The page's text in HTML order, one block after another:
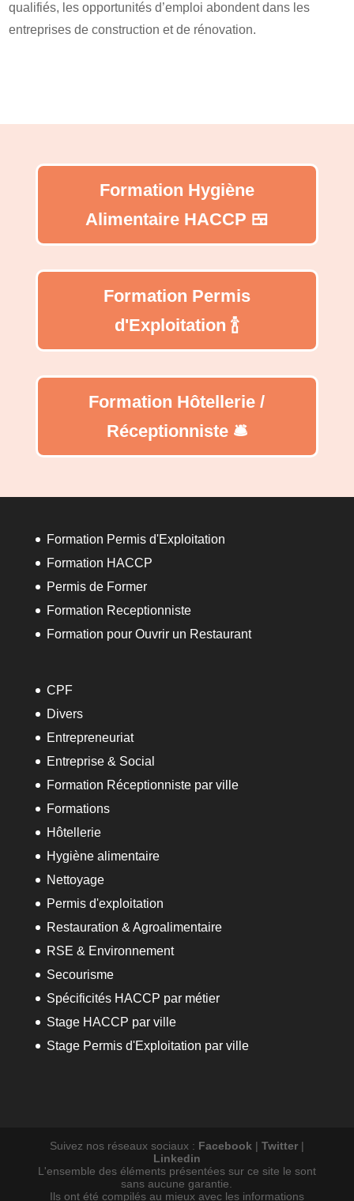
qualifiés, les opportunités d’emploi abondent dans les
entreprises de construction et de rénovation.
Formation Hygiène
Alimentaire HACCP 🍱
Formation Permis
d'Exploitation 🍾
Formation Hôtellerie /
Réceptionniste 🛎️
Formation Permis d'Exploitation
Formation HACCP
Permis de Former
Formation Receptionniste
Formation pour Ouvrir un Restaurant
CPF
Divers
Entrepreneuriat
Entreprise & Social
Formation Réceptionniste par ville
Formations
Hôtellerie
Hygiène alimentaire
Nettoyage
Permis d'exploitation
Restauration & Agroalimentaire
RSE & Environnement
Secourisme
Spécificités HACCP par métier
Stage HACCP par ville
Stage Permis d'Exploitation par ville
Suivez nos réseaux sociaux : Facebook| Twitter|
Linkedin
L'ensemble des éléments présentées sur ce site le sont
sans aucune garantie.
Ils ont été compilés au mieux avec les informations